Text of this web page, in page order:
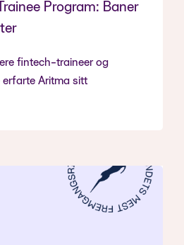
Program: Baner
fintech-traineer og
Aritma sitt